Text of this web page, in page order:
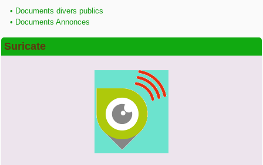
• Documents divers publics
• Documents Annonces
Suricate